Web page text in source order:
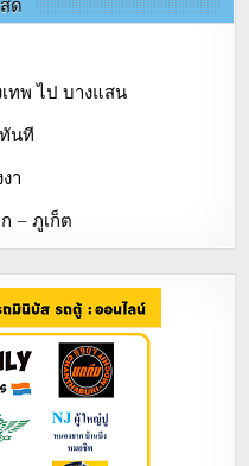
ทพ ไป บางแสน
นที
า
– ภูเก็ต